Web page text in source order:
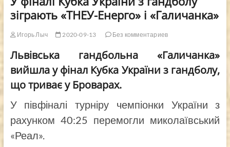
зіграють «ТНЕУ-Енерго» і «Галичанка»
Игорь Лыч 2020-09-13 Без комментариев
Львівська гандбольна «Галичанка»
вийшла у фінал Кубка України з гандболу,
що триває у Броварах.
У півфіналі турніру чемпіонки України з
рахунком 40:25 перемогли миколаївський
«Реал».